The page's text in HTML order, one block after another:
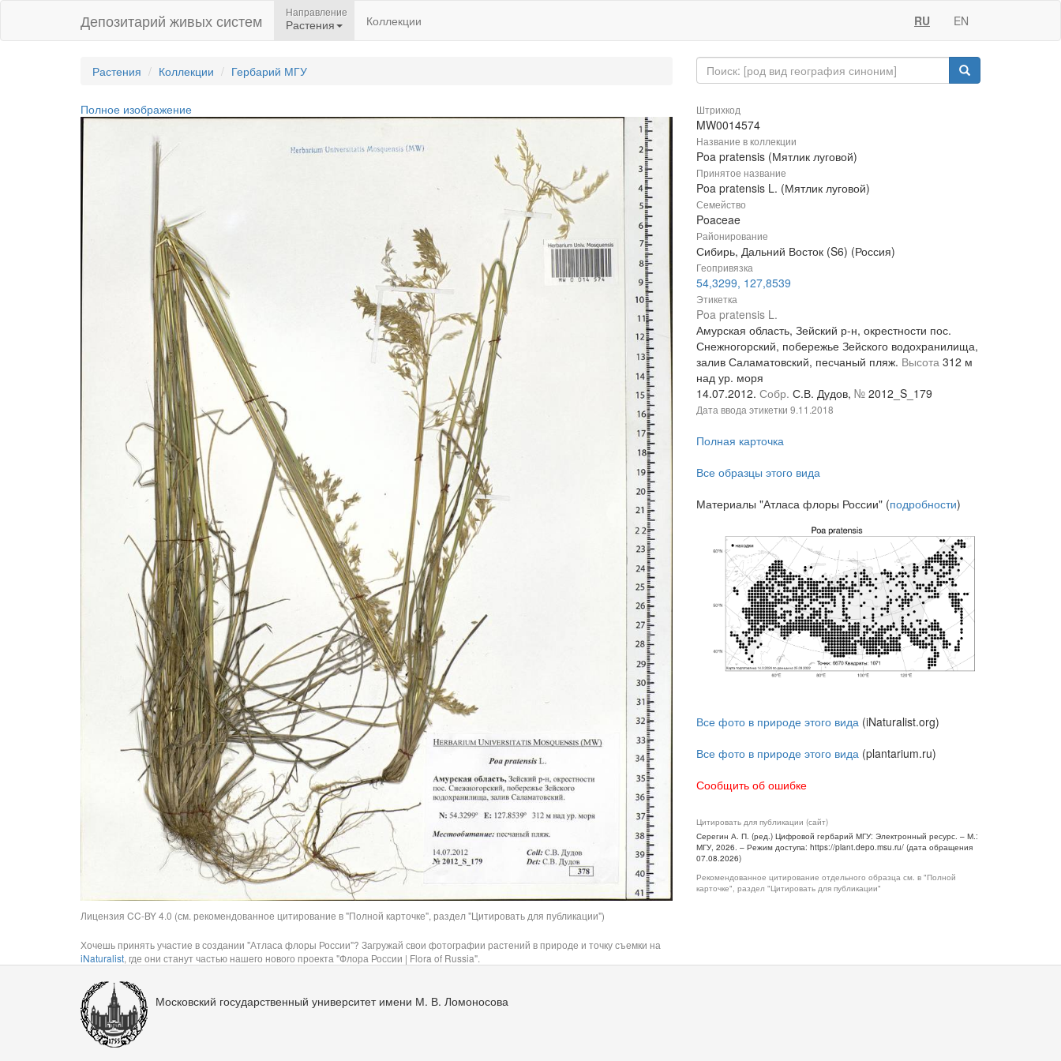
Депозитарий живых систем Направление
Растения Коллекции RU EN
Растения Коллекции Гербарий МГУ
Полное изображение
Лицензия CC-BY 4.0 (см. рекомендованное цитирование в "Полной карточке", раздел "Цитировать для публикации")
Хочешь принять участие в создании "Атласа флоры России"? Загружай свои фотографии растений в природе и точку съемки на
iNaturalist, где они станут частью нашего нового проекта "Флора России | Flora of Russia".
Штрихкод
MW0014574
Название в коллекции
Poa pratensis (Мятлик луговой)
Принятое название
Poa pratensis L. (Мятлик луговой)
Семейство
Poaceae
Районирование
Сибирь, Дальний Восток (S6) (Россия)
Геопривязка
54,3299, 127,8539
Этикетка
Poa pratensis L.
Амурская область, Зейский р-н, окрестности пос.
Снежногорский, побережье Зейского водохранилища,
залив Саламатовский, песчаный пляж. Высота 312 м
над ур. моря
14.07.2012. Собр. С.В. Дудов, № 2012_S_179
Дата ввода этикетки 9.11.2018
Полная карточка
Все образцы этого вида
Материалы "Атласа флоры России" (подробности)
Все фото в природе этого вида (iNaturalist.org)
Все фото в природе этого вида (plantarium.ru)
Сообщить об ошибке
Цитировать для публикации (сайт)
Серегин А. П. (ред.) Цифровой гербарий МГУ: Электронный ресурс. – М.:
МГУ, 2026. – Режим доступа: https://plant.depo.msu.ru/ (дата обращения
07.08.2026)
Рекомендованное цитирование отдельного образца см. в "Полной
карточке", раздел "Цитировать для публикации"
Московский государственный университет имени М. В. Ломоносова